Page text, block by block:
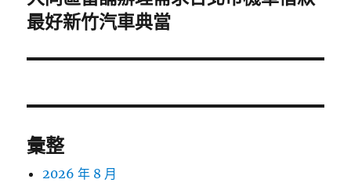
一
文
最好新竹汽車典當
彙整
2026 年 8 月